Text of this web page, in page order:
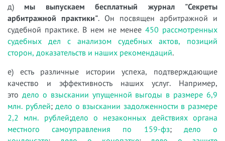
д) мы выпускаем бесплатный журнал "Секреты
арбитражной практики". Он посвящен арбитражной и
судебной практике. В нем не менее 450 рассмотренных
судебных дел с анализом судебных актов, позиций
сторон, доказательств и наших рекомендаций.
е) есть различные истории успеха, подтверждающие
качество и эффективность наших услуг. Например,
это дело о взыскании упущенной выгоды в размере 6,9
млн. рублей;дело о взыскании задолженности в размере
2,2 млн. рублей;дело о незаконных действиях органа
местного самоуправления по 159-фз; дело о